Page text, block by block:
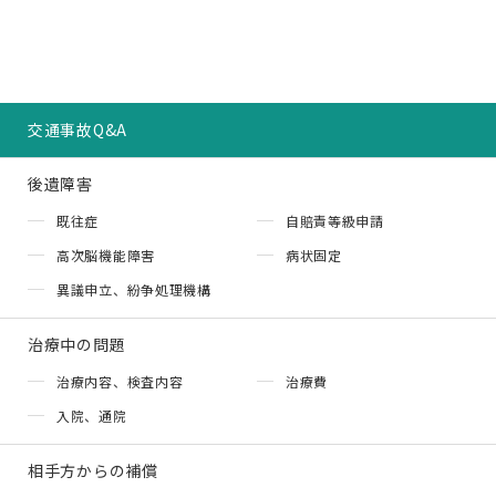
交通事故Q&A
後遺障害
既往症
自賠責等級申請
高次脳機能障害
病状固定
異議申立、紛争処理機構
治療中の問題
治療内容、検査内容
治療費
入院、通院
相手方からの補償